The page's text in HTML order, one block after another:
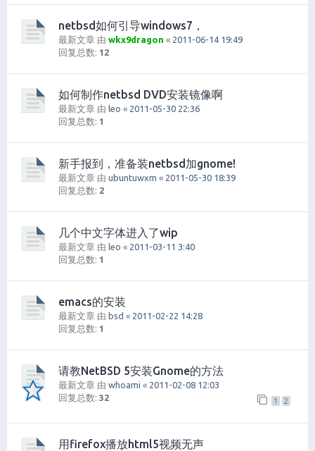
netbsd如何引导windows7，
最新文章 由 wkx9dragon « 2011-06-14 19:49
回复总数: 12
如何制作netbsd DVD安装镜像啊
最新文章 由 leo « 2011-05-30 22:36
回复总数: 1
新手报到，准备装netbsd加gnome!
最新文章 由 ubuntuwxm « 2011-05-30 18:39
回复总数: 2
几个中文字体进入了wip
最新文章 由 leo « 2011-03-11 3:40
回复总数: 1
emacs的安装
最新文章 由 bsd « 2011-02-22 14:28
回复总数: 1
请教NetBSD 5安装Gnome的方法
最新文章 由 whoami « 2011-02-08 12:03
回复总数: 32 1 2
用firefox播放html5视频无声